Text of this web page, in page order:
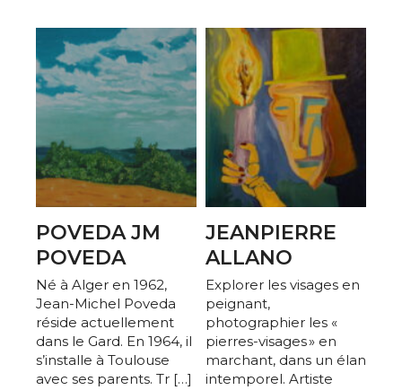
POVEDA JM
POVEDA
Né à Alger en 1962,
Jean-Michel Poveda
réside actuellement
dans le Gard. ​En 1964, il
s’installe à Toulouse
avec ses parents. Tr […]
JEANPIERRE
ALLANO
Explorer les visages en
peignant,
photographier les «
pierres-visages » en
marchant, dans un élan
intemporel. Artiste